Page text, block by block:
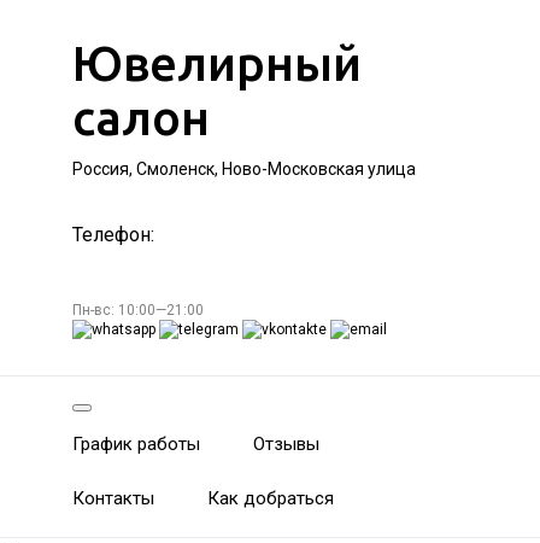
Ювелирный
салон
Россия, Смоленск, Ново-Московская улица
Телефон:
Пн-вс: 10:00—21:00
График работы Отзывы
Контакты Как добраться